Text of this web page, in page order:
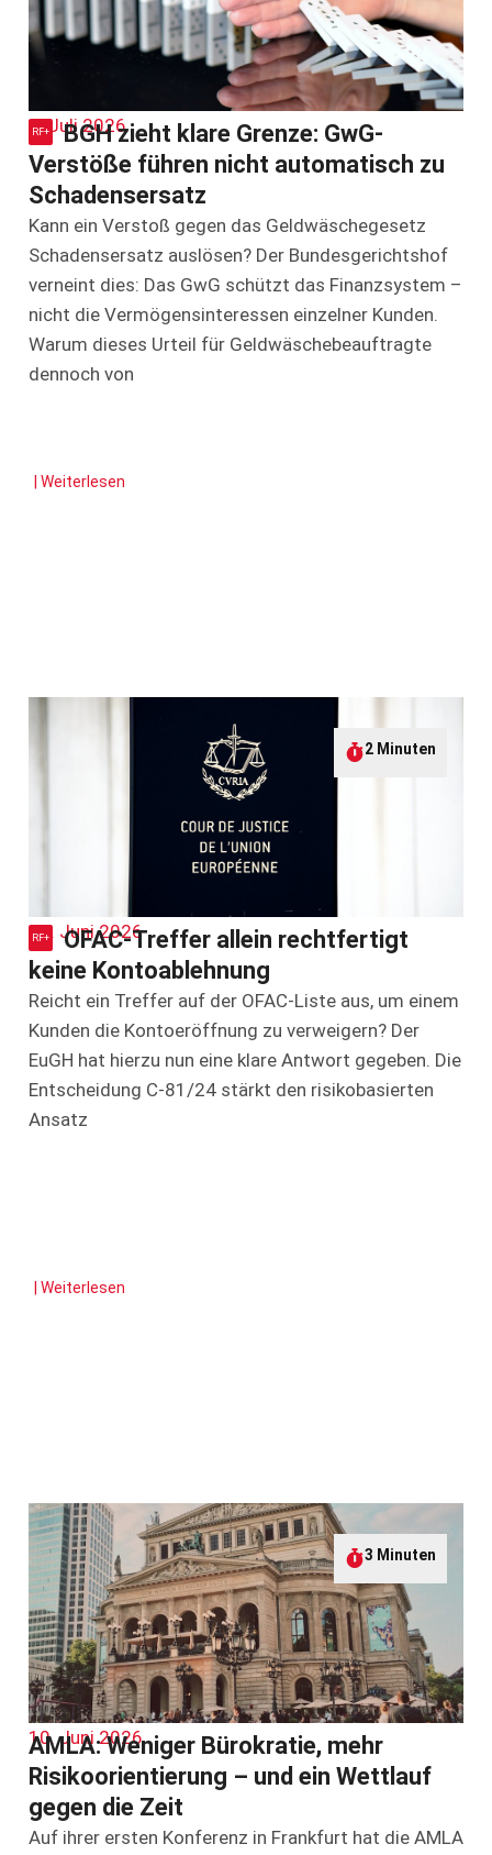
1. Juli 2026
BGH zieht klare Grenze: GwG-
Verstöße führen nicht automatisch zu
Schadensersatz
Kann ein Verstoß gegen das Geldwäschegesetz
Schadensersatz auslösen? Der Bundesgerichtshof
verneint dies: Das GwG schützt das Finanzsystem –
nicht die Vermögensinteressen einzelner Kunden.
Warum dieses Urteil für Geldwäschebeauftragte
dennoch von
| Weiterlesen
2 Minuten
17. Juni 2026
OFAC-Treffer allein rechtfertigt
keine Kontoablehnung
Reicht ein Treffer auf der OFAC-Liste aus, um einem
Kunden die Kontoeröffnung zu verweigern? Der
EuGH hat hierzu nun eine klare Antwort gegeben. Die
Entscheidung C-81/24 stärkt den risikobasierten
Ansatz
| Weiterlesen
3 Minuten
10. Juni 2026
AMLA: Weniger Bürokratie, mehr
Risikoorientierung – und ein Wettlauf
gegen die Zeit
Auf ihrer ersten Konferenz in Frankfurt hat die AMLA